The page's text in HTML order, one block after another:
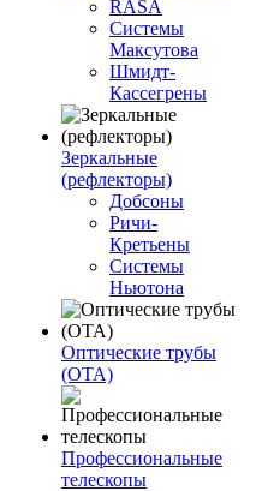
RASA
Системы
Максутова
Шмидт-
Кассегрены
Зеркальные
(рефлекторы)
Добсоны
Ричи-
Кретьены
Системы
Ньютона
Оптические трубы
(OTA)
Профессиональные
телескопы